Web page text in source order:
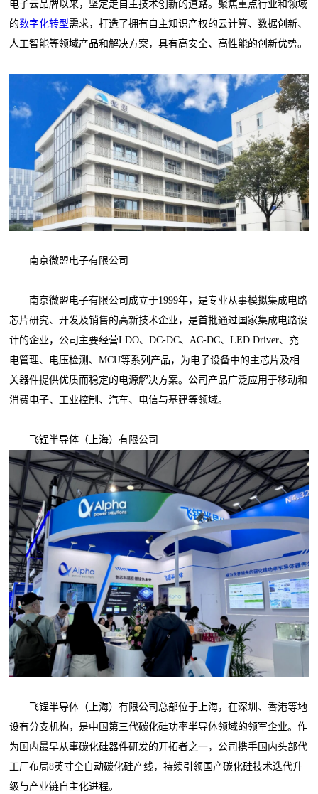
电子云品牌以来，坚定走自主技术创新的道路。聚焦重点行业和领域
的数字化转型需求，打造了拥有自主知识产权的云计算、数据创新、
人工智能等领域产品和解决方案，具有高安全、高性能的创新优势。
南京微盟电子有限公司
南京微盟电子有限公司成立于1999年，是专业从事模拟集成电路
芯片研究、开发及销售的高新技术企业，是首批通过国家集成电路设
计的企业，公司主要经营LDO、DC-DC、AC-DC、LED Driver、充
电管理、电压检测、MCU等系列产品，为电子设备中的主芯片及相
关器件提供优质而稳定的电源解决方案。公司产品广泛应用于移动和
消费电子、工业控制、汽车、电信与基建等领域。
飞锃半导体（上海）有限公司
飞锃半导体（上海）有限公司总部位于上海，在深圳、香港等地
设有分支机构，是中国第三代碳化硅功率半导体领域的领军企业。作
为国内最早从事碳化硅器件研发的开拓者之一，公司携手国内头部代
工厂布局8英寸全自动碳化硅产线，持续引领国产碳化硅技术迭代升
级与产业链自主化进程。